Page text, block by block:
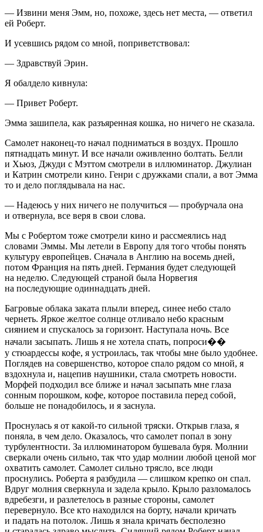
— Извини меня Эмм, но, похоже, здесь нет места, — ответил
ей Роберт.
И усевшись рядом со мной, поприветствовал:
— Здравствуй Эрин.
Я обалдело кивнула:
— Привет Роберт.
Эмма зашипела, как разъяренная кошка, но ничего не сказала.
Самолет наконец-то начал подниматься в воздух. Прошло
пятнадцать минут. И все начали оживленно болтать. Белли
и Хьюз, Джуди с Мэттом смотрели в иллюминатор. Джулиан
и Катрин смотрели кино. Генри с дружками спали, а вот Эмма
то и дело поглядывала на нас.
— Надеюсь у них ничего не получиться — пробурчала она
и отвернула, все веря в свои слова.
Мы с Робертом тоже смотрели кино и рассмеялись над
словами Эммы. Мы летели в Европу для того чтобы понять
культуру европейцев. Сначала в Англию на восемь дней,
потом Франция на пять дней. Германия будет следующей
на неделю. Следующей страной была Норвегия
на последующие одиннадцать дней.
Багровые облака заката плыли вперед, синее небо стало
чернеть. Яркое желтое солнце отливало небо красным
сиянием и спускалось за горизонт. Наступала ночь. Все
начали засыпать. Лишь я не хотела спать, попроси��
у стюардессы кофе, я устроилась, так чтобы мне было удобнее.
Поглядев на совершенство, которое спало рядом со мной, я
вздохнула и, нацепив наушники, стала смотреть новости.
Морфей подходил все ближе и начал засыпать мне глаза
сонным порошком, кофе, которое поставила перед собой,
больше не понадобилось, и я заснула.
Проснулась я от какой-то сильной тряски. Открыв глаза, я
поняла, в чем дело. Оказалось, что самолет попал в зону
турбулентности. За иллюминатором бушевала буря. Молнии
сверкали очень сильно, так что удар молнии любой ценой мог
охватить самолет. Самолет сильно трясло, все люди
проснулись. Роберта я разбудила — слишком крепко он спал.
Вдруг молния сверкнула и задела крыло. Крыло разломалось
вдребезги, и разлетелось в разные стороны, самолет
перевернуло. Все кто находился на борту, начали кричать
и падать на потолок. Лишь я знала кричать бесполезно